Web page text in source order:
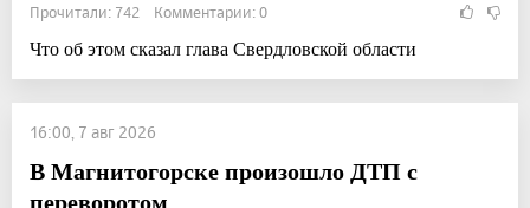
Прочитали: 742 Комментарии: 0
Что об этом сказал глава Свердловской области
16:00, 7 авг 2026
В Магнитогорске произошло ДТП с
переворотом